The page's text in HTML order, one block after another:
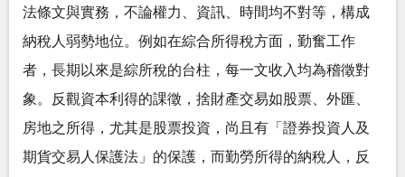
法條文與實務，不論權力、資訊、時間均不對等，構成
納稅人弱勢地位。例如在綜合所得稅方面，勤奮工作
者，長期以來是綜所稅的台柱，每一文收入均為稽徵對
象。反觀資本利得的課徵，捨財產交易如股票、外匯、
房地之所得，尤其是股票投資，尚且有「證券投資人及
期貨交易人保護法」的保護，而勤勞所得的納稅人，反